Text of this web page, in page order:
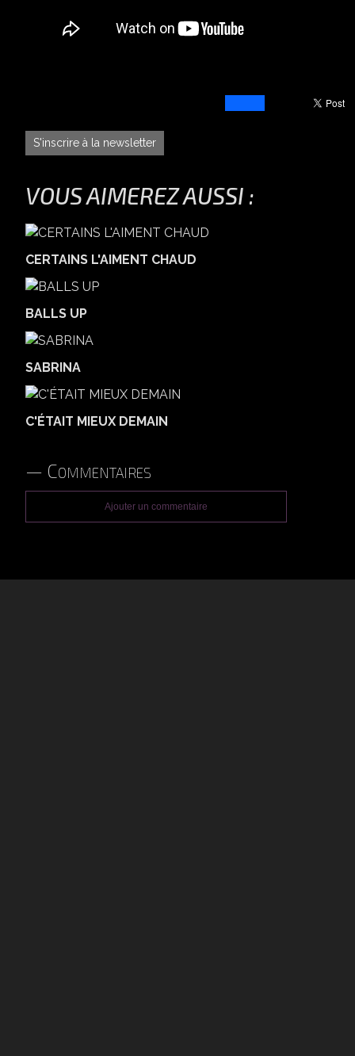
S'inscrire à la newsletter
VOUS AIMEREZ AUSSI :
CERTAINS L'AIMENT CHAUD
BALLS UP
SABRINA
C'ÉTAIT MIEUX DEMAIN
Commentaires
Ajouter un commentaire